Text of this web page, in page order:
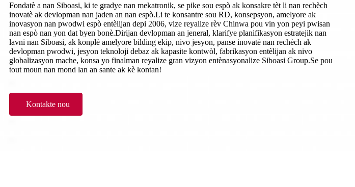
Fondatè a nan Siboasi, ki te gradye nan mekatronik, se pike sou espò ak konsakre tèt li nan rechèch
inovatè ak devlopman nan jaden an nan espò.Li te konsantre sou RD, konsepsyon, amelyore ak
inovasyon nan pwodwi espò entèlijan depi 2006, vize reyalize rèv Chinwa pou vin yon peyi pwisan
nan espò nan yon dat byen bonè.Dirijan devlopman an jeneral, klarifye planifikasyon estratejik nan
lavni nan Siboasi, ak konplè amelyore bilding ekip, nivo jesyon, panse inovatè nan rechèch ak
devlopman pwodwi, jesyon teknoloji debaz ak kapasite kontwòl, fabrikasyon entèlijan ak nivo
globalizasyon mache, konsa yo finalman reyalize gran vizyon entènasyonalize Siboasi Group.Se pou
tout moun nan mond lan an sante ak kè kontan!
Kontakte nou